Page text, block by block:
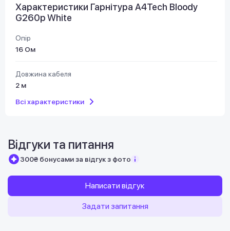
Характеристики Гарнітура A4Tech Bloody
G260p White
Опір
16 Ом
Довжина кабеля
2 м
Всі характеристики
Відгуки та питання
300₴ бонусами за відгук з фото
Написати відгук
Задати запитання